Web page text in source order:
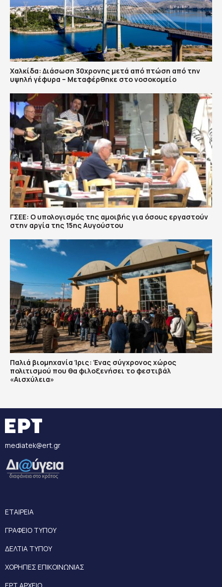
Χαλκίδα: Διάσωση 30χρονης μετά από πτώση από την
υψηλή γέφυρα – Μεταφέρθηκε στο νοσοκομείο
ΓΣΕΕ: Ο υπολογισμός της αμοιβής για όσους εργαστούν
στην αργία της 15ης Αυγούστου
Παλιά βιομηχανία Ίρις: Ένας σύγχρονος χώρος
πολιτισμού που θα φιλοξενήσει το φεστιβάλ
«Αισχύλεια»
mediatek@ert.gr
ΕΤΑΙΡΕΙΑ
ΓΡΑΦΕΙΟ ΤΥΠΟΥ
ΔΕΛΤΙΑ ΤΥΠΟΥ
ΧΟΡΗΓΙΕΣ ΕΠΙΚΟΙΝΩΝΙΑΣ